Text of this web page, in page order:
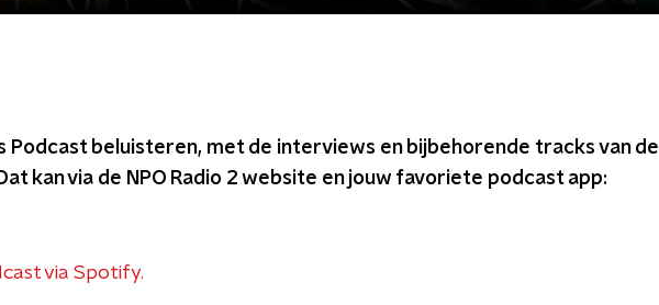
Podcast beluisteren, met de interviews en bijbehorende tracks van de
kan via de NPO Radio 2 website en jouw favoriete podcast app:
via Spotify.